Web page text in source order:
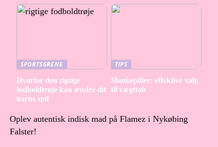
SPORTSGRENE
Hvorfor den rigtige
fodboldtrøje kan ændre dit
barns spil
TIPS
Slankepiller: effektive valg
til vægttab
Oplev autentisk indisk mad på Flamez i Nykøbing
Falster!